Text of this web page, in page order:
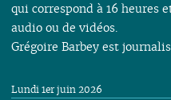
qui correspond à 16 heures
audio ou de vidéos.
Grégoire Barbey est
Lundi 1er juin 2026